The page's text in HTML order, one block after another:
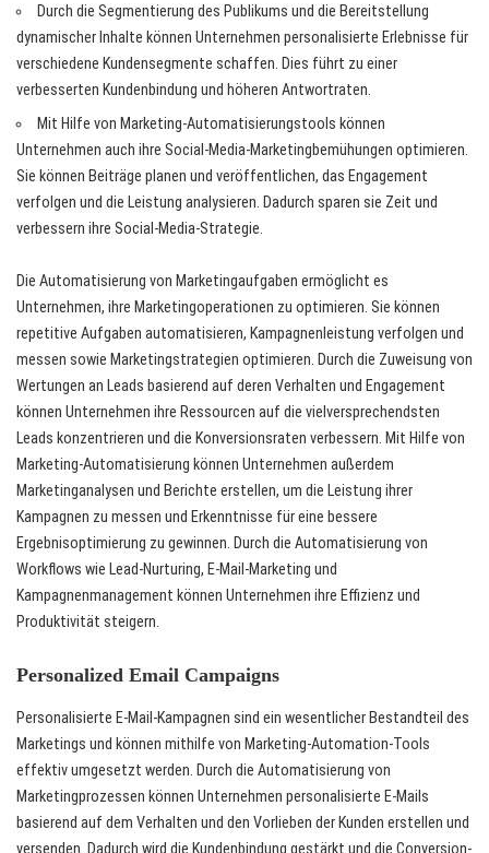
Durch die Segmentierung des Publikums und die Bereitstellung
dynamischer Inhalte können Unternehmen personalisierte Erlebnisse für
verschiedene Kundensegmente schaffen. Dies führt zu einer
verbesserten Kundenbindung und höheren Antwortraten.
Mit Hilfe von Marketing-Automatisierungstools können
Unternehmen auch ihre Social-Media-Marketingbemühungen optimieren.
Sie können Beiträge planen und veröffentlichen, das Engagement
verfolgen und die Leistung analysieren. Dadurch sparen sie Zeit und
verbessern ihre Social-Media-Strategie.
Die Automatisierung von Marketingaufgaben ermöglicht es
Unternehmen, ihre Marketingoperationen zu optimieren. Sie können
repetitive Aufgaben automatisieren, Kampagnenleistung verfolgen und
messen sowie Marketingstrategien optimieren. Durch die Zuweisung von
Wertungen an Leads basierend auf deren Verhalten und Engagement
können Unternehmen ihre Ressourcen auf die vielversprechendsten
Leads konzentrieren und die Konversionsraten verbessern. Mit Hilfe von
Marketing-Automatisierung können Unternehmen außerdem
Marketinganalysen und Berichte erstellen, um die Leistung ihrer
Kampagnen zu messen und Erkenntnisse für eine bessere
Ergebnisoptimierung zu gewinnen. Durch die Automatisierung von
Workflows wie Lead-Nurturing, E-Mail-Marketing und
Kampagnenmanagement können Unternehmen ihre Effizienz und
Produktivität steigern.
Personalized Email Campaigns
Personalisierte E-Mail-Kampagnen sind ein wesentlicher Bestandteil des
Marketings und können mithilfe von Marketing-Automation-Tools
effektiv umgesetzt werden. Durch die Automatisierung von
Marketingprozessen können Unternehmen personalisierte E-Mails
basierend auf dem Verhalten und den Vorlieben der Kunden erstellen und
versenden. Dadurch wird die Kundenbindung gestärkt und die Conversion-